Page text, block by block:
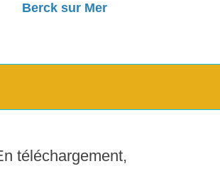
Berck sur Mer
téléchargement,